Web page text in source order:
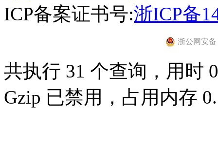
ICP备案证书号:浙ICP备
浙公网安备
共执行 31 个查询，用时
Gzip 已禁用，占用内存